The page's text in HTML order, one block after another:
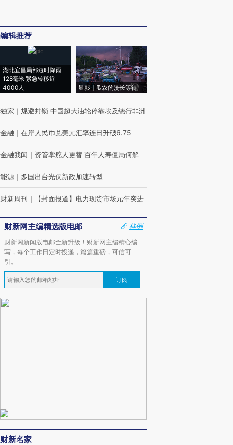
编辑推荐
湖北宜昌局部短时降雨
128毫米 紧急转移近
4000人
显影｜瓜农的漫长等待
独家 ｜ 规避封锁 中国超大油轮停靠埃及绕行非洲
金融 ｜ 在岸人民币兑美元汇率连日升破6.75
金融我闻 ｜ 资管掌舵人更替 百年人寿僵局何解
能源 ｜ 多国出台光伏新政加速转型
财新周刊 ｜ 【封面报道】电力现货市场元年突进
财新网主编精选版电邮
样例
财新网新闻版电邮全新升级！财新网主编精心编
写，每个工作日定时投递，篇篇重磅，可信可
引。
订阅
财新名家